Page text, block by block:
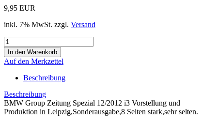
9,95 EUR
inkl. 7% MwSt. zzgl. Versand
Auf den Merkzettel
Beschreibung
Beschreibung
BMW Group Zeitung Spezial 12/2012 i3 Vorstellung und
Produktion in Leipzig,Sonderausgabe,8 Seiten stark,sehr selten.